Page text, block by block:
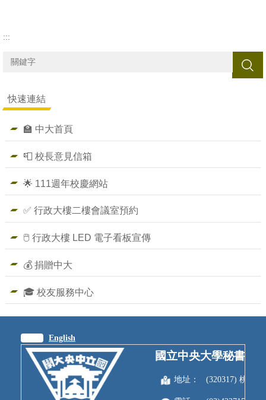
:::
搜尋
快速連結
🏫 中大首頁
📮 校長意見信箱
🌟 111週年校慶網站
✅ 行政大樓二樓會議室預約
🖱️ 行政大樓 LED 電子看板宣傳
💰 捐贈中大
🎓 校友服務中心
English
國立中央大學秘書室
地址： (320317) 桃園